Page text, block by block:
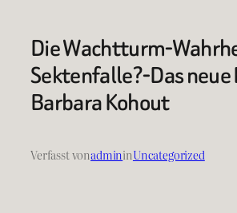
Die Wachtturm-
Sektenfalle?-Das neue
Barbara Kohout
Verfasst vonadmininUncategorized